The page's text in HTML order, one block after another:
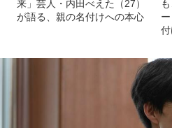
来」芸人・内田べえた（27）
が語る、親の名付けへの本心